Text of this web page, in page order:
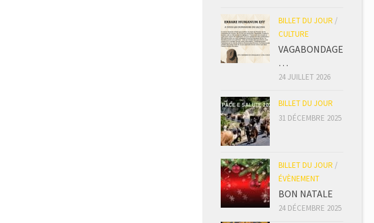
BILLET DU JOUR /
CULTURE
VAGABONDAGE
…
24 JUILLET 2026
BILLET DU JOUR
31 DÉCEMBRE 2025
BILLET DU JOUR /
ÉVÈNEMENT
BON NATALE
24 DÉCEMBRE 2025